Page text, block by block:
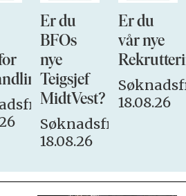
Er du
BFOs
nye
Teigsjef
MidtVest?
Søknadsfrist:
18.08.26
Er du
vår nye
18.08.26